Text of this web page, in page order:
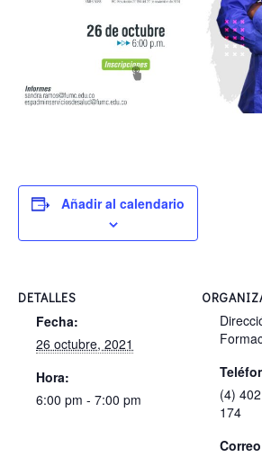
Añadir al calendario
DETALLES
Fecha:
26 octubre, 2021
Hora:
6:00 pm - 7:00 pm
(4)
174